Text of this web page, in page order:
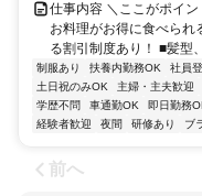
仕事内容 ＼ここがポイ
お料理がお得に食べられ
る割引制度あり！ ■髪型
制服あり 扶養内勤務OK 社員
土日祝のみOK
主婦・主夫歓迎
学歴不問
車通勤OK 即日勤務
経験者歓迎
夜間 研修あり ブ
前へ